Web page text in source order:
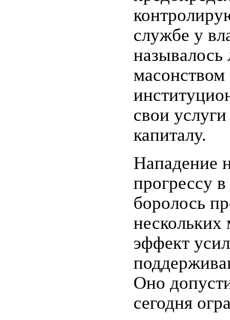
службе у
называлось
масонством
свои
капиталу.
Нападение
прогрессу
боролось
нескольких
эффект
Оно
сегодня